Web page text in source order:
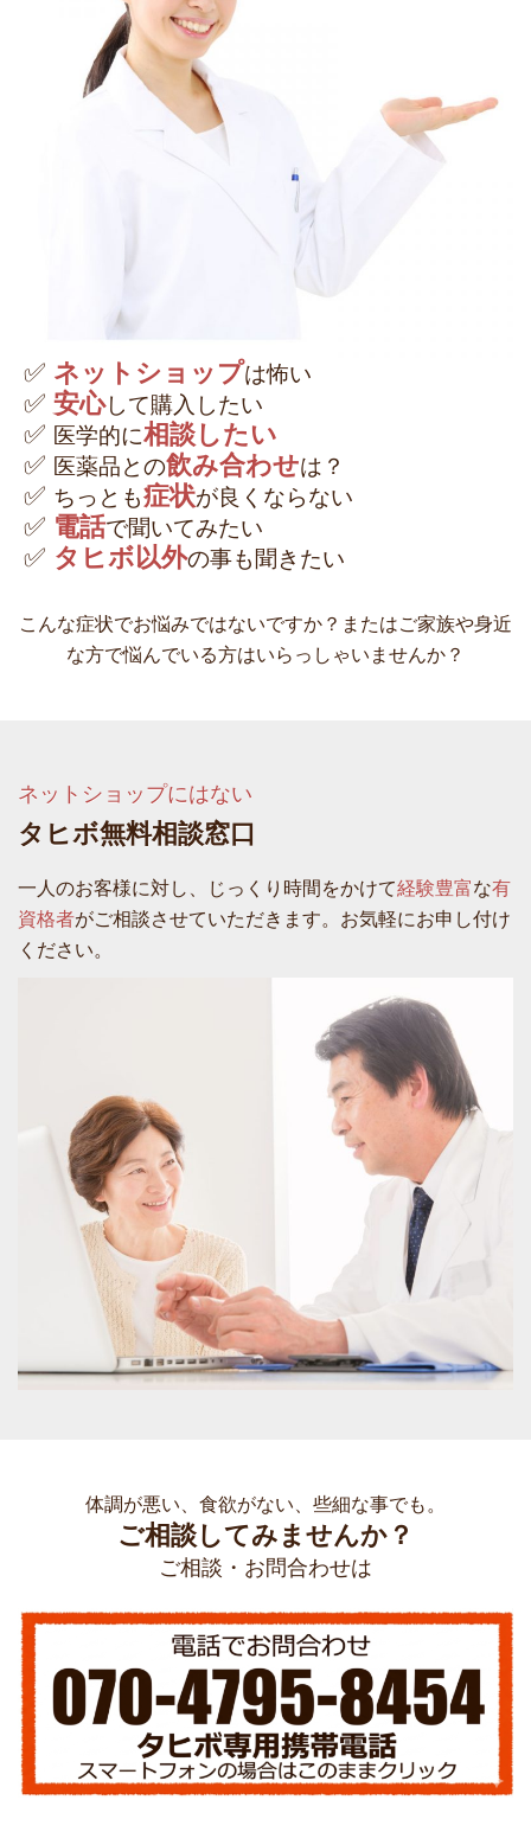
✅ ネットショップは怖い
✅ 安心して購入したい
✅ 医学的に相談したい
✅ 医薬品との飲み合わせは？
✅ ちっとも症状が良くならない
✅ 電話で聞いてみたい
✅ タヒボ以外の事も聞きたい
こんな症状でお悩みではないですか？またはご家族や身近
な方で悩んでいる方はいらっしゃいませんか？
ネットショップにはない
タヒボ無料相談窓口
一人のお客様に対し、じっくり時間をかけて経験豊富な有
資格者がご相談させていただきます。お気軽にお申し付け
ください。
体調が悪い、食欲がない、些細な事でも。
ご相談してみませんか？
ご相談・お問合わせは